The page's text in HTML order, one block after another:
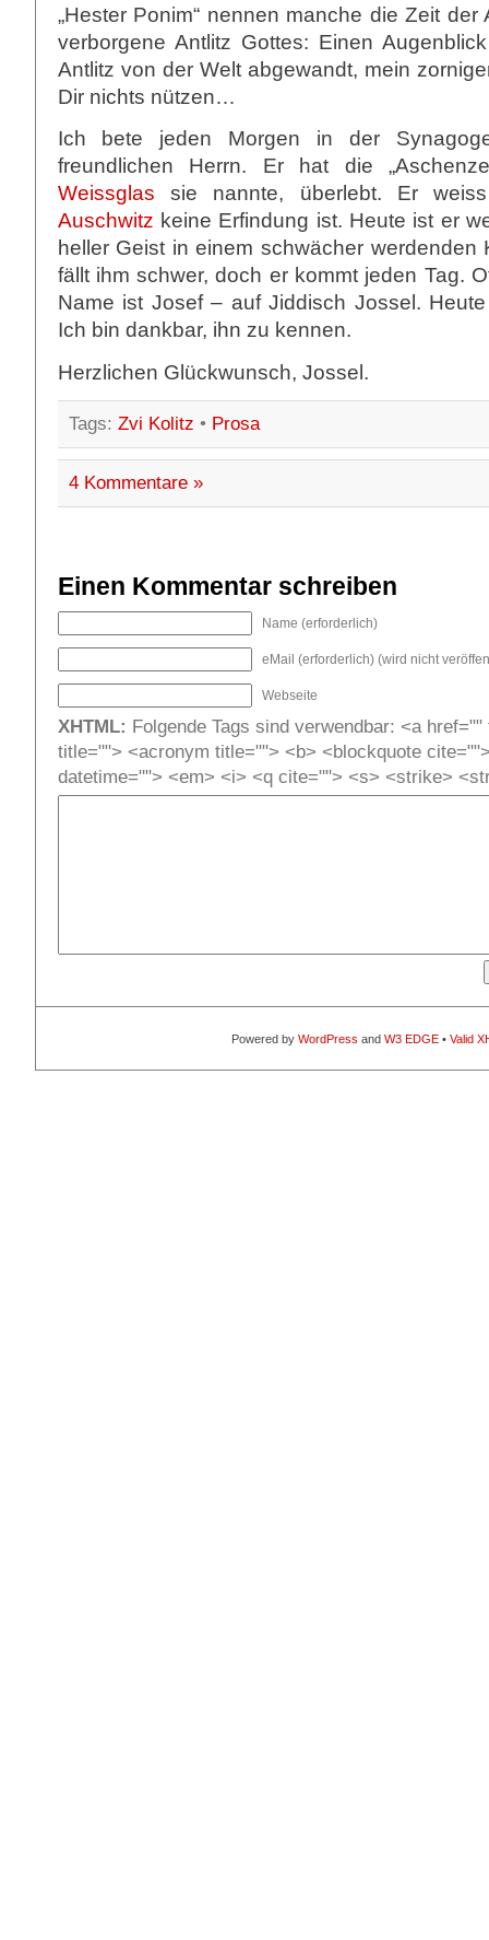
„Hester Ponim“ nennen manche die Zeit
verborgene Antlitz Gottes: Einen
Antlitz von der Welt abgewandt, mein
Dir nichts nützen…
Ich bete jeden Morgen in der
freundlichen Herrn. Er hat die
Weissglas sie nannte, überlebt. Er
Auschwitz keine Erfindung ist. Heute ist er
heller Geist in einem schwächer werdenden
fällt ihm schwer, doch er kommt jeden Tag.
Name ist Josef – auf Jiddisch Jossel.
Ich bin dankbar, ihn zu kennen.
Herzlichen Glückwunsch, Jossel.
Tags: Zvi Kolitz • Prosa
4 Kommentare »
Einen Kommentar schreiben
Name (erforderlich)
eMail (erforderlich) (wird nicht
Webseite
XHTML: Folgende Tags sind verwendbar: <a
title=""> <acronym title=""> <b> <blockquote
datetime=""> <em> <i> <q cite=""> <s> <strike>
Powered by WordPress and W3 EDGE• Valid